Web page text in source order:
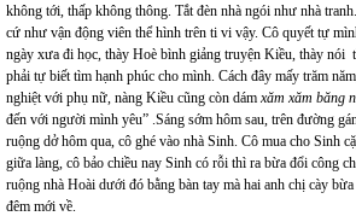
không tới, thấp không thông. Tắt đèn nhà ngói như nhà
cứ như vận động viên thể hình trên ti vi vậy. Cô quyết tự
ngày xưa đi học, thày Hoè bình giảng truyện Kiều, thày nói
phải tự biết tìm hạnh phúc cho mình. Cách đây mấy trăm
nghiệt với phụ nữ, nàng Kiều cũng còn dám xăm xăm băng
đến với người mình yêu” .Sáng sớm hôm sau, trên đường
ruộng dở hôm qua, cô ghé vào nhà Sinh. Cô mua cho Sinh
giữa làng, cô bảo chiều nay Sinh có rỗi thì ra bừa đổi công
ruộng nhà Hoài dưới đó bằng bàn tay mà hai anh chị cày
đêm mới về.